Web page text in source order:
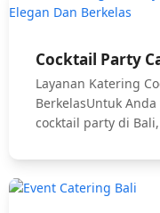
Cocktail Party
Layanan Katering
BerkelasUntuk
cocktail party di